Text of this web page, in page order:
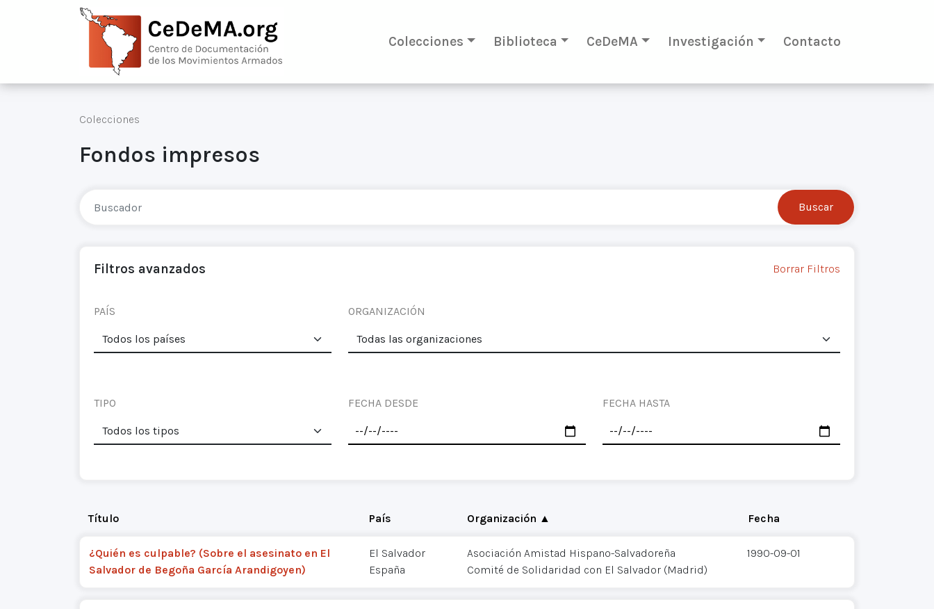
Colecciones Biblioteca CeDeMA Investigación Contacto
Colecciones
Fondos impresos
Filtros avanzados Borrar Filtros
PAÍS ORGANIZACIÓN
TIPO FECHA DESDE FECHA HASTA
Título País Organización ▲ Fecha
¿Quién es culpable? (Sobre el asesinato en El
Salvador de Begoña García Arandigoyen)
El Salvador
España
Asociación Amistad Hispano-Salvadoreña
Comité de Solidaridad con El Salvador (Madrid)
1990-09-01